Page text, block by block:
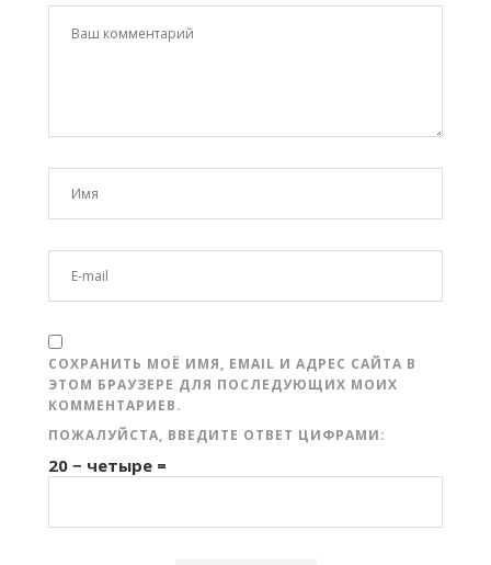
СОХРАНИТЬ МОЁ ИМЯ, EMAIL И АДРЕС САЙТА В
ЭТОМ БРАУЗЕРЕ ДЛЯ ПОСЛЕДУЮЩИХ МОИХ
КОММЕНТАРИЕВ.
ПОЖАЛУЙСТА, ВВЕДИТЕ ОТВЕТ ЦИФРАМИ:
20 − четыре =